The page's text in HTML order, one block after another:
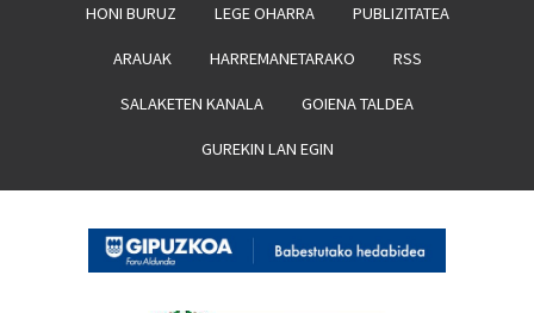
HONI BURUZ LEGE OHARRA PUBLIZITATEA
ARAUAK HARREMANETARAKO RSS
SALAKETEN KANALA GOIENA TALDEA
GUREKIN LAN EGIN